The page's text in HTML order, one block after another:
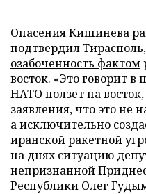
Опасения Кишинева
подтвердил
озабоченность фактом
восток. «Это говорит
НАТО ползет на
заявления, что это не
а исключительно
иранской ракетной
на днях ситуацию
непризнанной
Республики Олег